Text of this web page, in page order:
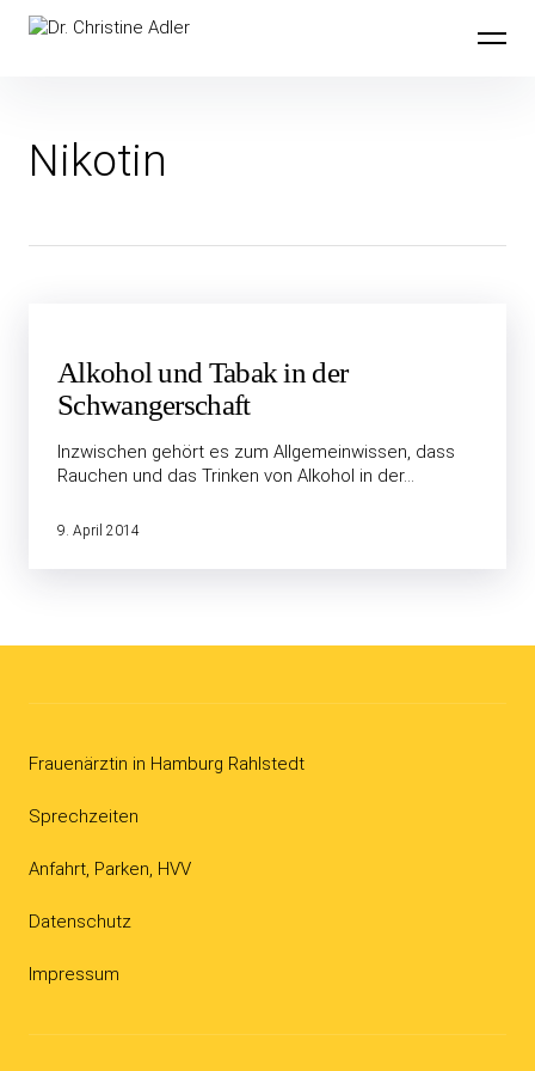
Inhalte
überspringen
Dr. Christine Adler
Nikotin
Alkohol und Tabak in der
Schwanger­schaft
Inzwischen gehört es zum Allgemeinwissen, dass
Rauchen und das Trinken von Alkohol in der…
9. April 2014
Frauenärztin in Hamburg Rahlstedt
Sprechzeiten
Anfahrt, Parken, HVV
Datenschutz
Impressum